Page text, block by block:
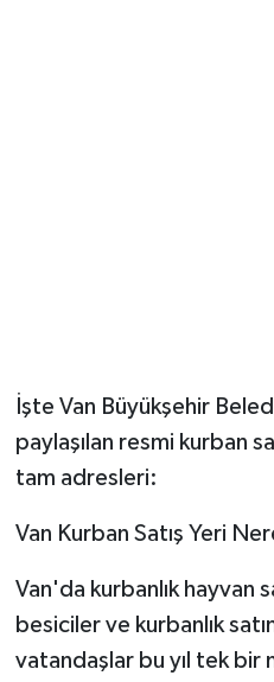
İşte Van Büyükşehir
paylaşılan resmi kurban
tam adresleri:
Van Kurban Satış Yeri
Van'da kurbanlık hayvan
besiciler ve kurbanlık
vatandaşlar bu yıl tek bir